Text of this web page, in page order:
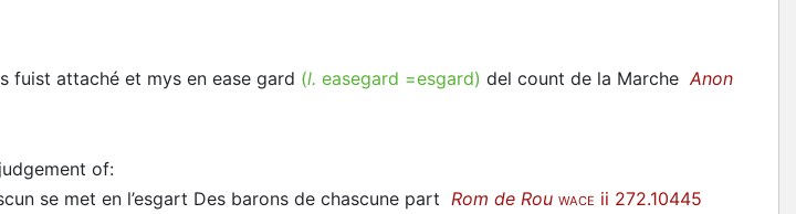
fuist attaché et mys en ease gard (l. easegard =esgard) del count de la MarcheAnon
of:
se met en l’esgart Des barons de chascune part Rom de Rou WACE ii 272.10445